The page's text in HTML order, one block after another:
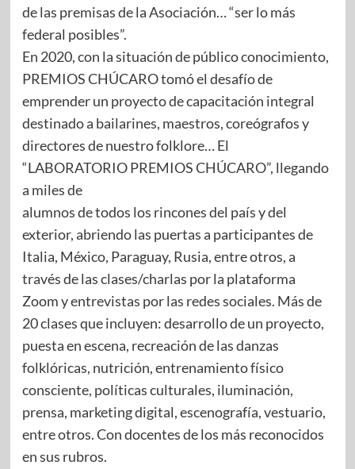
de las premisas de la Asociación… “ser lo más
federal posibles”.
En 2020, con la situación de público conocimiento,
PREMIOS CHÚCARO tomó el desafío de
emprender un proyecto de capacitación integral
destinado a bailarines, maestros, coreógrafos y
directores de nuestro folklore… El
“LABORATORIO PREMIOS CHÚCARO”, llegando
a miles de
alumnos de todos los rincones del país y del
exterior, abriendo las puertas a participantes de
Italia, México, Paraguay, Rusia, entre otros, a
través de las clases/charlas por la plataforma
Zoom y entrevistas por las redes sociales. Más de
20 clases que incluyen: desarrollo de un proyecto,
puesta en escena, recreación de las danzas
folklóricas, nutrición, entrenamiento físico
consciente, políticas culturales, iluminación,
prensa, marketing digital, escenografía, vestuario,
entre otros. Con docentes de los más reconocidos
en sus rubros.